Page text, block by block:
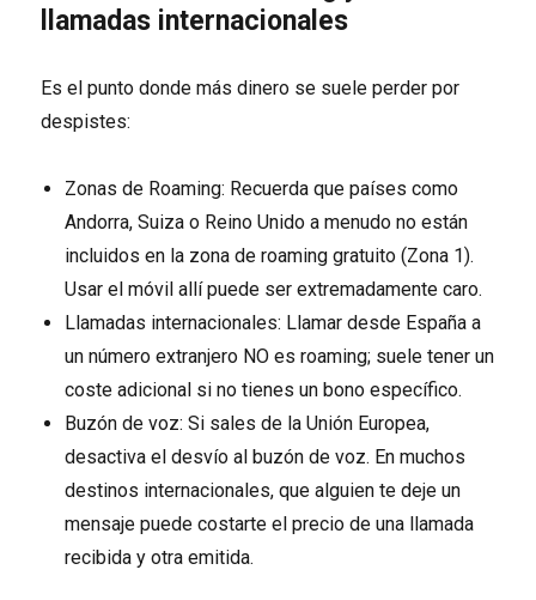
llamadas internacionales
Es el punto donde más dinero se suele perder por
despistes:
Zonas de Roaming: Recuerda que países como
Andorra, Suiza o Reino Unido a menudo no están
incluidos en la zona de roaming gratuito (Zona 1).
Usar el móvil allí puede ser extremadamente caro.
Llamadas internacionales: Llamar desde España a
un número extranjero NO es roaming; suele tener un
coste adicional si no tienes un bono específico.
Buzón de voz: Si sales de la Unión Europea,
desactiva el desvío al buzón de voz. En muchos
destinos internacionales, que alguien te deje un
mensaje puede costarte el precio de una llamada
recibida y otra emitida.